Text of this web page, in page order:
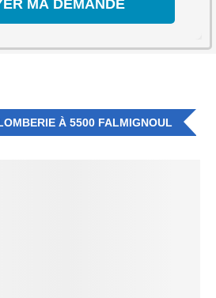
À 5500 FALMIGNOUL